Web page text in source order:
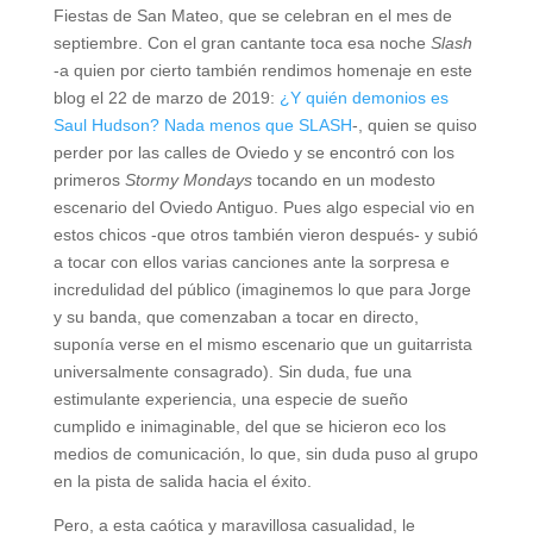
Fiestas de San Mateo, que se celebran en el mes de
septiembre. Con el gran cantante toca esa noche Slash
-a quien por cierto también rendimos homenaje en este
blog el 22 de marzo de 2019: ¿Y quién demonios es
Saul Hudson? Nada menos que SLASH-, quien se quiso
perder por las calles de Oviedo y se encontró con los
primeros Stormy Mondaystocando en un modesto
escenario del Oviedo Antiguo. Pues algo especial vio en
estos chicos -que otros también vieron después- y subió
a tocar con ellos varias canciones ante la sorpresa e
incredulidad del público (imaginemos lo que para Jorge
y su banda, que comenzaban a tocar en directo,
suponía verse en el mismo escenario que un guitarrista
universalmente consagrado). Sin duda, fue una
estimulante experiencia, una especie de sueño
cumplido e inimaginable, del que se hicieron eco los
medios de comunicación, lo que, sin duda puso al grupo
en la pista de salida hacia el éxito.
Pero, a esta caótica y maravillosa casualidad, le